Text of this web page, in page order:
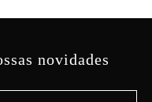
novidades